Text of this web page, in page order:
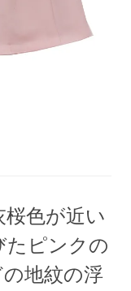
色が近い
たピンクの
地紋の浮